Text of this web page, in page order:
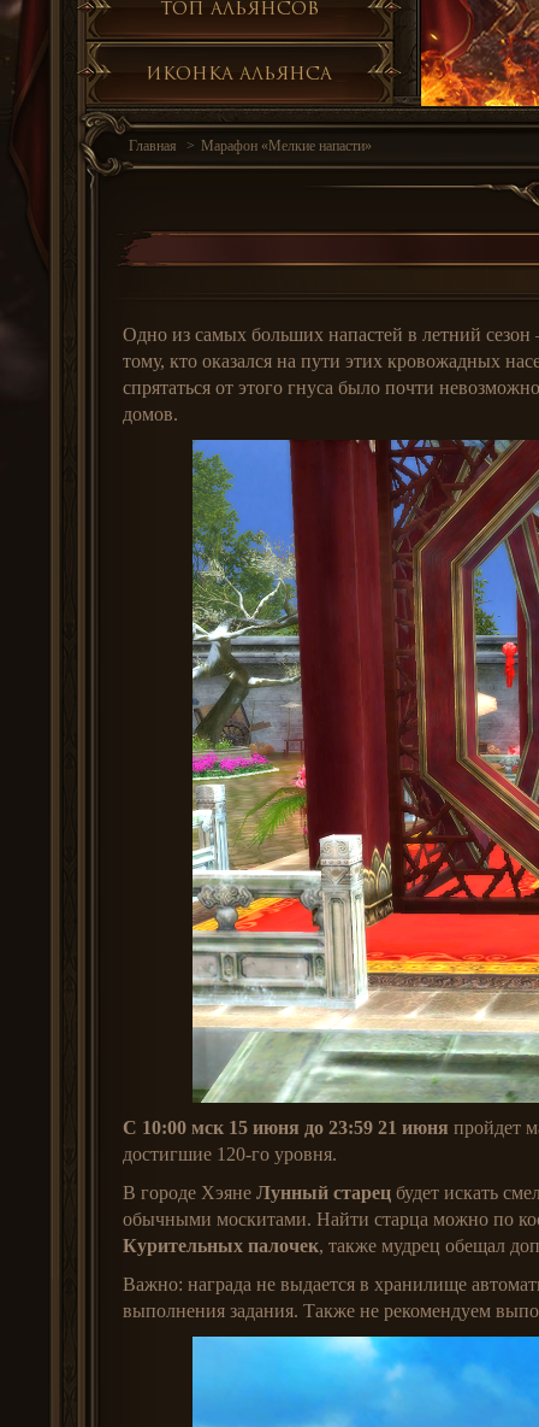
Топ альянсов
Иконка альянса
Главная Марафон «Мелкие напасти»
Одно из самых больших напастей в летний
тому, кто оказался на пути этих кровожадных
спрятаться от этого гнуса было почти
домов.
С 10:00 мск 15 июня до 23:59 21 июня пройдет
достигшие 120-го уровня.
В городе Хэяне Лунный старец будет искать
обычными москитами. Найти старца можно по
Курительных палочек, также мудрец обещал
Важно: награда не выдается в хранилище
выполнения задания. Также не рекомендуем